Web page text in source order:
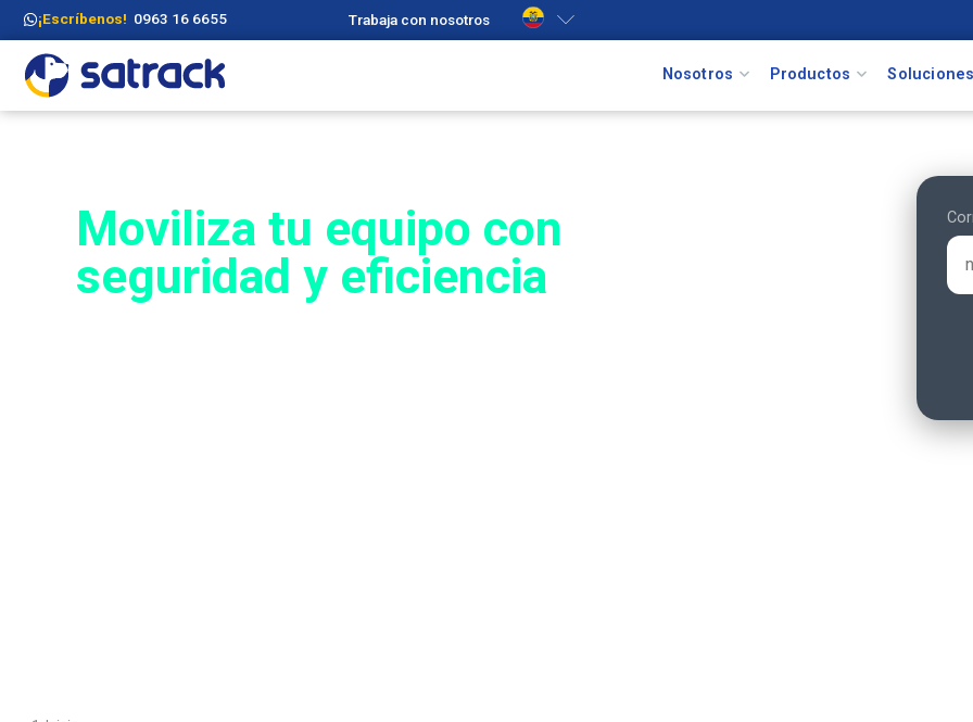
¡Escríbenos! 0963 16 6655 Trabaja con nosotros
Nosotros Productos Soluciones
Moviliza tu equipo con
seguridad y eficiencia